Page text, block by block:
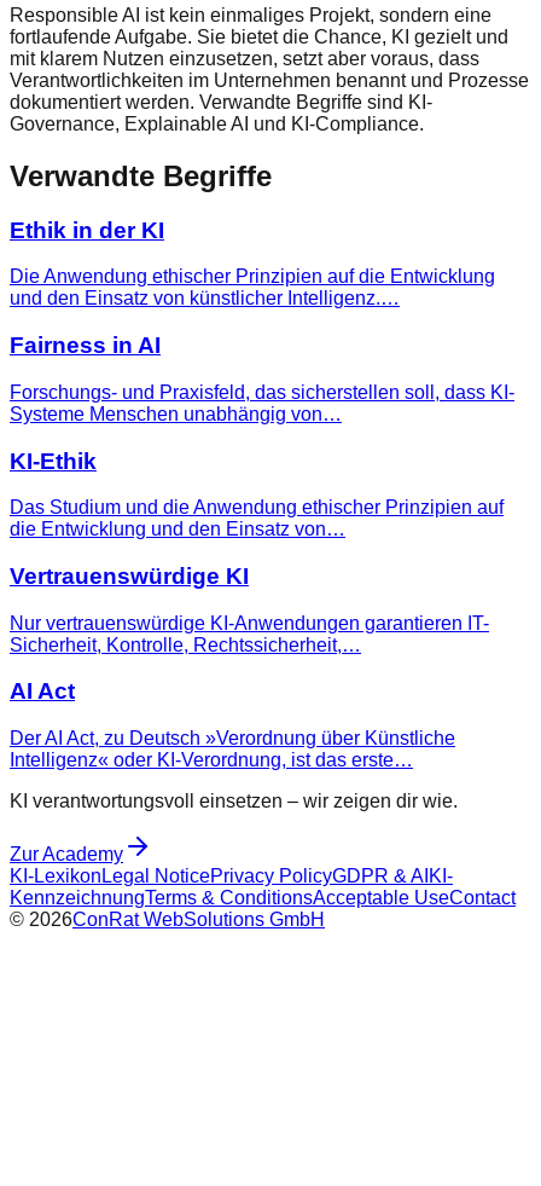
Responsible AI ist kein einmaliges Projekt, sondern eine
fortlaufende Aufgabe. Sie bietet die Chance, KI gezielt und
mit klarem Nutzen einzusetzen, setzt aber voraus, dass
Verantwortlichkeiten im Unternehmen benannt und Prozesse
dokumentiert werden. Verwandte Begriffe sind KI-
Governance, Explainable AI und KI-Compliance.
Verwandte Begriffe
Ethik in der KI
Die Anwendung ethischer Prinzipien auf die Entwicklung
und den Einsatz von künstlicher Intelligenz.…
Fairness in AI
Forschungs- und Praxisfeld, das sicherstellen soll, dass KI-
Systeme Menschen unabhängig von…
KI-Ethik
Das Studium und die Anwendung ethischer Prinzipien auf
die Entwicklung und den Einsatz von…
Vertrauenswürdige KI
Nur vertrauenswürdige KI-Anwendungen garantieren IT-
Sicherheit, Kontrolle, Rechtssicherheit,…
AI Act
Der AI Act, zu Deutsch »Verordnung über Künstliche
Intelligenz« oder KI-Verordnung, ist das erste…
KI verantwortungsvoll einsetzen – wir zeigen dir wie.
Zur Academy
KI-Lexikon Legal NoticePrivacy PolicyGDPR & AI KI-
KennzeichnungTerms & ConditionsAcceptable UseContact
© 2026ConRat WebSolutions GmbH